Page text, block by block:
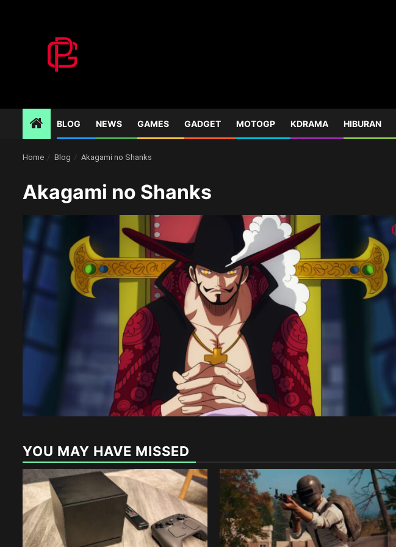
BLOG NEWS GAMES GADGET MOTOGP KDRAMA HIBURAN
Home Blog Akagami no Shanks
Akagami no Shanks
YOU MAY HAVE MISSED